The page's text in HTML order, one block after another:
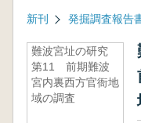
新刊 発掘調査報告
難波宮址の研究
第11 前期難波
宮内裏西方官衙地
域の調査